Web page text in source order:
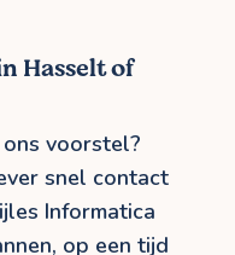
Hasselt of
voorstel?
snel contact
Informatica
op een tijd